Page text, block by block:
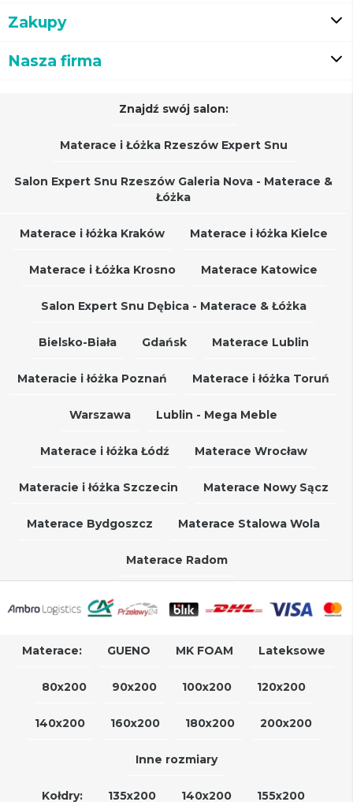
Zakupy
Nasza firma
Znajdź swój salon:
Materace i Łóżka Rzeszów Expert Snu
Salon Expert Snu Rzeszów Galeria Nova - Materace &
Łóżka
Materace i łóżka Kraków Materace i łóżka Kielce
Materace i Łóżka Krosno Materace Katowice
Salon Expert Snu Dębica - Materace & Łóżka
Bielsko-Biała Gdańsk Materace Lublin
Materacie i łóżka Poznań Materace i łóżka Toruń
Warszawa Lublin - Mega Meble
Materace i łóżka Łódź Materace Wrocław
Materacie i łóżka Szczecin Materace Nowy Sącz
Materace Bydgoszcz Materace Stalowa Wola
Materace Radom
Materace: GUENO MK FOAM Lateksowe
80x200 90x200 100x200 120x200
140x200 160x200 180x200 200x200
Inne rozmiary
Kołdry: 135x200 140x200 155x200